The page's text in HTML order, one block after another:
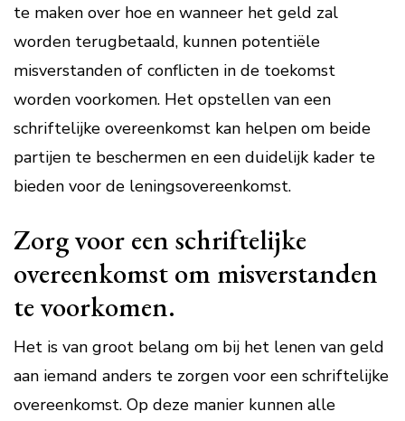
te maken over hoe en wanneer het geld zal
worden terugbetaald, kunnen potentiële
misverstanden of conflicten in de toekomst
worden voorkomen. Het opstellen van een
schriftelijke overeenkomst kan helpen om beide
partijen te beschermen en een duidelijk kader te
bieden voor de leningsovereenkomst.
Zorg voor een schriftelijke
overeenkomst om misverstanden
te voorkomen.
Het is van groot belang om bij het lenen van geld
aan iemand anders te zorgen voor een schriftelijke
overeenkomst. Op deze manier kunnen alle